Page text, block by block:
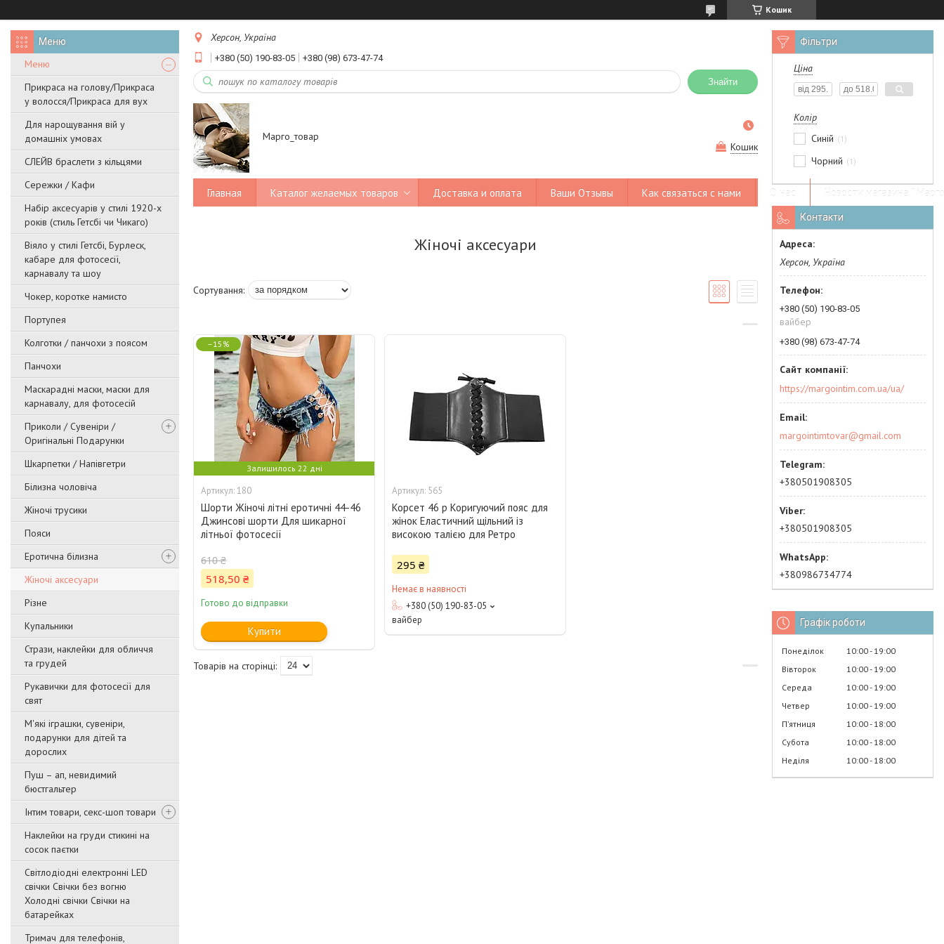
Кошик
Меню
Прикраса на голову/Прикраса
у волосся/Прикраса для вух
Для нарощування вій у
домашніх умовах
СЛЕЙВ браслети з кільцями
Сережки / Кафи
Набір аксесуарів у стилі 1920-х
років (стиль Гетсбі чи Чикаго)
Віяло у стилі Гетсбі, Бурлеск,
кабаре для фотосесії,
карнавалу та шоу
Чокер, коротке намисто
Портупея
Колготки / панчохи з поясом
Панчохи
Маскарадні маски, маски для
карнавалу, для фотосесій
Приколи / Сувеніри /
Оригінальні Подарунки
Шкарпетки / Напівгетри
Білизна чоловіча
Жіночі трусики
Пояси
Еротична білизна
Жіночі аксесуари
Різне
Купальники
Стрази, наклейки для обличчя
та грудей
Рукавички для фотосесії для
свят
М'які іграшки, сувеніри,
подарунки для дітей та
дорослих
Пуш – ап, невидимий
бюстгальтер
Інтим товари, секс-шоп товари
Наклейки на груди стикині на
сосок паєтки
Світлодіодні електронні LED
свічки Свічки без вогню
Холодні свічки Свічки на
батарейках
Тримач для телефонів,
Херсон, Україна
+380 (50) 190-83-05 +380 (98) 673-47-74
Знайти
Марго_товар
Кошик
Главная Каталог желаемых товаров Доставка и оплата Ваши Отзывы Как связаться с нами О нас Новости магазина "
Жіночі аксесуари
–15%
Залишилось 22 дні
180
Шорти Жіночі літні еротичні 44-46
Джинсові шорти Для шикарної
літньої фотосесії
610 ₴
518,50 ₴
Готово до відправки
Купити
565
Корсет 46 р Коригуючий пояс для
жінок Еластичний щільний із
високою талією для Ретро
295 ₴
Немає в наявності
+380 (50) 190-83-05
вайбер
Фільтри
Ціна
Колір
Синій
1
Чорний 1
Контакти
Херсон, Україна
+380 (50) 190-83-05
вайбер
+380 (98) 673-47-74
https://margointim.com.ua/ua/
margointimtovar@gmail.com
+380501908305
+380501908305
+380986734774
Графік роботи
Понеділок 10:00 19:00
Вівторок
10:00 19:00
Середа
10:00 19:00
Четвер
10:00 19:00
Пʼятниця
10:00 18:00
Субота
10:00 18:00
Неділя
10:00 18:00